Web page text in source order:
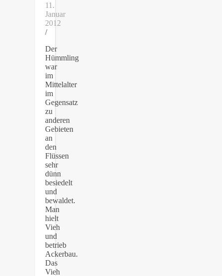
11.
Januar
2012
/
Der
Hümmling
war
im
Mittelalter
im
Gegensatz
zu
anderen
Gebieten
an
den
Flüssen
sehr
dünn
besiedelt
und
bewaldet.
Man
hielt
Vieh
und
betrieb
Ackerbau.
Das
Vieh